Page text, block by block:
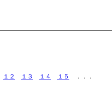
１２ １３ １４ １５
．．．